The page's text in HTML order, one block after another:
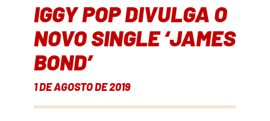
IGGY POP DIVULGA O
NOVO SINGLE ‘JAMES
BOND’
1 DE AGOSTO DE 2019